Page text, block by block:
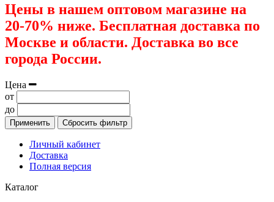
Цены в нашем оптовом магазине на
20-70% ниже. Бесплатная доставка по
Москве и области. Доставка во все
города России.
Цена
от
до
Применить Сбросить фильтр
Личный кабинет
Доставка
Полная версия
Каталог